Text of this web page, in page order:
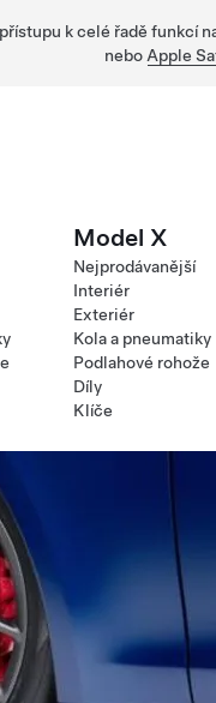
k celé řadě funkcí
nebo Apple
Model X
Nejprodávanější
Interiér
Exteriér
Kola a pneumatiky
Podlahové rohože
Díly
Klíče